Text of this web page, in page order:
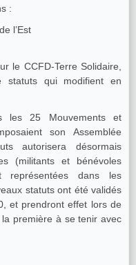
:
l’Est
le CCFD-Terre Solidaire,
statuts qui modifient en
les 25 Mouvements et
son Assemblée
autorisera désormais
(militants et bénévoles
représentées dans les
statuts ont été validés
et prendront effet lors de
la première à se tenir avec